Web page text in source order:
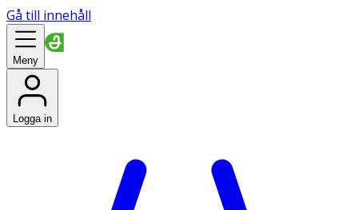
Gå till innehåll
Meny
Logga in